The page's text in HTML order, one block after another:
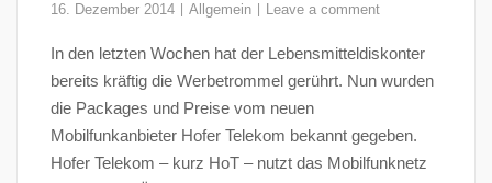
16. Dezember 2014 Allgemein Leave a comment
In den letzten Wochen hat der Lebensmitteldiskonter
bereits kräftig die Werbetrommel gerührt. Nun wurden
die Packages und Preise vom neuen
Mobilfunkanbieter Hofer Telekom bekannt gegeben.
Hofer Telekom – kurz HoT – nutzt das Mobilfunknetz